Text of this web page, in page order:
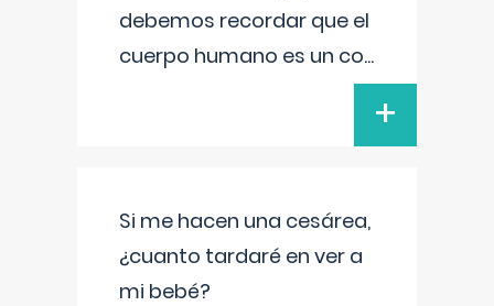
debemos recordar que el
cuerpo humano es un co...
+
Si me hacen una cesárea,
¿cuanto tardaré en ver a
mi bebé?